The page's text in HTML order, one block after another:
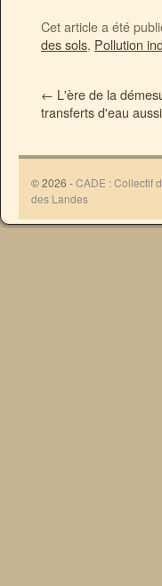
Cet article a été
des sols, Pollution
← L'ère de la
transferts d'eau
© 2026 -CADE : Collectif
des Landes